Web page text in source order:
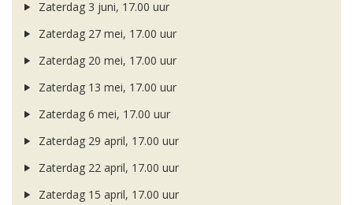
Zaterdag 3 juni, 17.00 uur
Zaterdag 27 mei, 17.00 uur
Zaterdag 20 mei, 17.00 uur
Zaterdag 13 mei, 17.00 uur
Zaterdag 6 mei, 17.00 uur
Zaterdag 29 april, 17.00 uur
Zaterdag 22 april, 17.00 uur
Zaterdag 15 april, 17.00 uur